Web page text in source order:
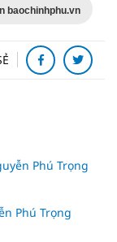
baochinhphu.vn
Phú Trọng
Phú Trọng